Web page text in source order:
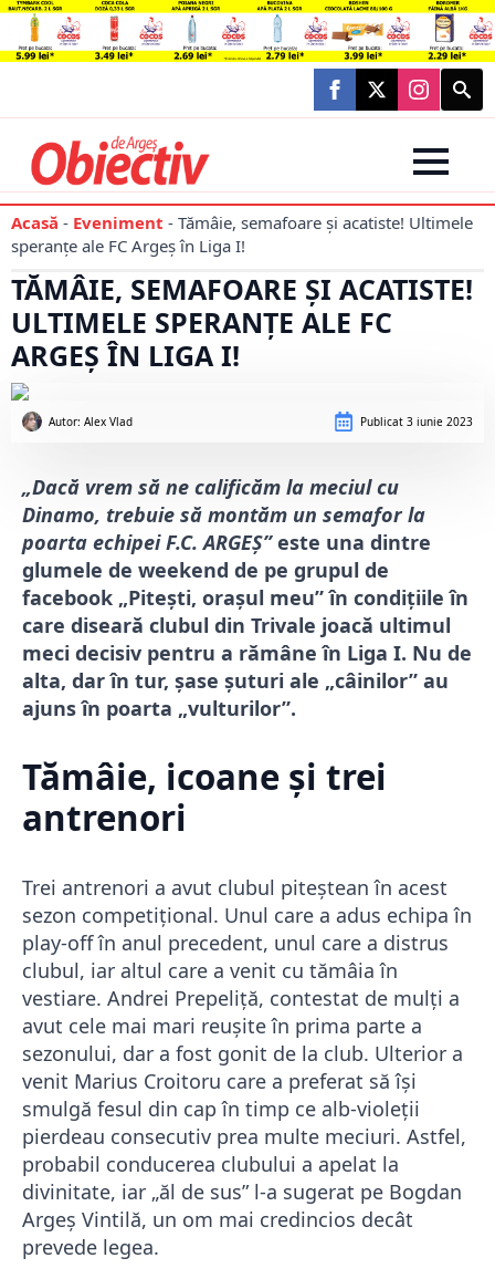
Search
for:
Acasă - Eveniment - Tămâie, semafoare și acatiste! Ultimele
speranțe ale FC Argeș în Liga I!
TĂMÂIE, SEMAFOARE ȘI ACATISTE!
ULTIMELE SPERANȚE ALE FC
ARGEȘ ÎN LIGA I!
Autor: Alex Vlad Publicat 3 iunie 2023
„Dacă vrem să ne calificăm la meciul cu
Dinamo, trebuie să montăm un semafor la
poarta echipei F.C. ARGEȘ”este una dintre
glumele de weekend de pe grupul de
facebook „Pitești, orașul meu” în condițiile în
care diseară clubul din Trivale joacă ultimul
meci decisiv pentru a rămâne în Liga I. Nu de
alta, dar în tur, șase șuturi ale „câinilor” au
ajuns în poarta „vulturilor”.
Tămâie, icoane și trei
antrenori
Trei antrenori a avut clubul piteștean în acest
sezon competițional. Unul care a adus echipa în
play-off în anul precedent, unul care a distrus
clubul, iar altul care a venit cu tămâia în
vestiare. Andrei Prepeliță, contestat de mulți a
avut cele mai mari reușite în prima parte a
sezonului, dar a fost gonit de la club. Ulterior a
venit Marius Croitoru care a preferat să își
smulgă fesul din cap în timp ce alb-violeții
pierdeau consecutiv prea multe meciuri. Astfel,
probabil conducerea clubului a apelat la
divinitate, iar „ăl de sus” l-a sugerat pe Bogdan
Argeș Vintilă, un om mai credincios decât
prevede legea.